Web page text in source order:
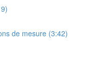
de mesure (3:42)